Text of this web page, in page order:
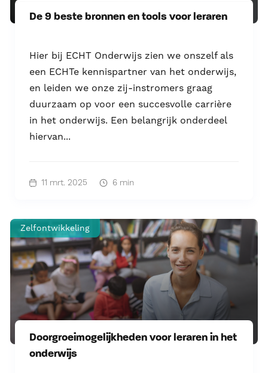
De 9 beste bronnen en tools voor leraren
Hier bij ECHT Onderwijs zien we onszelf als
een ECHTe kennispartner van het onderwijs,
en leiden we onze zij-instromers graag
duurzaam op voor een succesvolle carrière
in het onderwijs. Een belangrijk onderdeel
hiervan...
11 mrt. 2025 6 min
Zelfontwikkeling
Doorgroeimogelijkheden voor leraren in het
onderwijs